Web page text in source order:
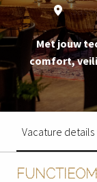
Met jouw
comfort,
Vacature details